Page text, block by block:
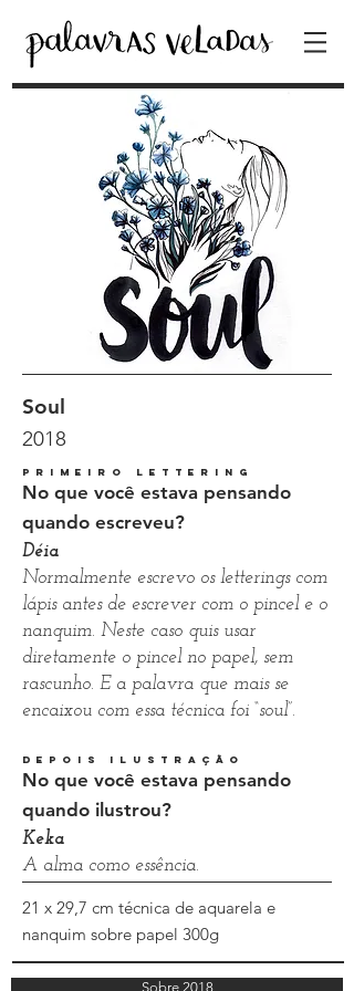
primeiro lettering
No que você estava pensando
quando escreveu?
Soul
2018
Normalmente escrevo os letterings com
lápis antes de escrever com o pincel e o
nanquim. Neste caso quis usar
diretamente o pincel no papel, sem
rascunho. E a palavra que mais se
encaixou com essa técnica foi “soul”.
Déia
A alma como essência.
Keka
No que você estava pensando
quando ilustrou?
depois ilustração
21 x 29,7 cm técnica de aquarela e
nanquim sobre papel 300g
Sobre 2018